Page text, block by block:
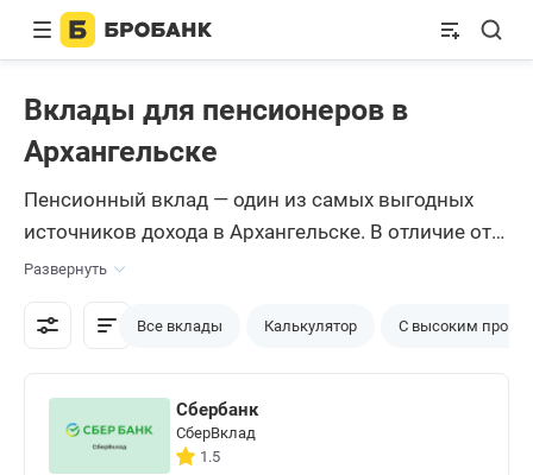
Вклады для пенсионеров в
Архангельске
Пенсионный вклад — один из самых выгодных
источников дохода в Архангельске. В отличие от
других депозитов, пенсионный вклад можно
открыть только при наличии пенсионного
удостоверения или при достижении возраста,
предложение с максимальными процентами,
потенциальный клиент теряется в банках и
условиях. На Бробанке вся информация
Развернуть
Все вклады Калькулятор С высоким
Сбербанк
СберВклад
1.5